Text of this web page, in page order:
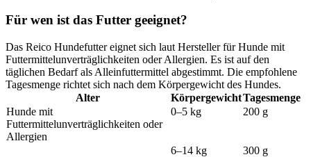
Für wen ist das Futter geeignet?
Das Reico Hundefutter eignet sich laut Hersteller für Hunde mit
Futtermittelunverträglichkeiten oder Allergien. Es ist auf den
täglichen Bedarf als Alleinfuttermittel abgestimmt. Die empfohlene
Tagesmenge richtet sich nach dem Körpergewicht des Hundes.
Alter
KörpergewichtTagesmenge
Hunde mit
Futtermittelunverträglichkeiten oder
Allergien
0–5 kg 200 g
6–14 kg
300 g